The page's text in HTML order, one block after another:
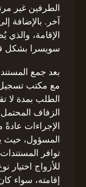
الطرفين غير
آخر. بالإضافة
الإقامة، والذي
سويسرا بشكل
بعد جمع
مع مكتب تسجيل
الطلب بمدة لا
الزفاف
الإجراءات
المسؤول، حيث
توافر
للأزواج اختيار
إقامته، سواء